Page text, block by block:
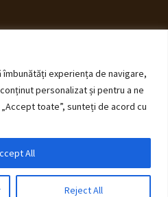
experiența de navigare,
personalizat și pentru a ne
toate”, sunteți de acord cu
Reject All
All
cu privire la prelucrarea